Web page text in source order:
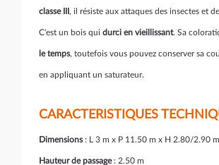
classe III , il résiste aux attaques des insectes et
C'est un bois qui durci en vieillissant. Sa
le temps, toutefois vous pouvez conserver sa
en appliquant un saturateur.
CARACTERISTIQUES
Dimensions: L 3 m x P 11.50 m x H 2.80/2.90 m
Hauteur de passage: 2.50 m